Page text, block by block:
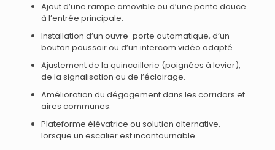
Ajout d’une rampe amovible ou d’une pente douce
à l’entrée principale.
Installation d’un ouvre-porte automatique, d’un
bouton poussoir ou d’un intercom vidéo adapté.
Ajustement de la quincaillerie (poignées à levier),
de la signalisation ou de l’éclairage.
Amélioration du dégagement dans les corridors et
aires communes.
Plateforme élévatrice ou solution alternative,
lorsque un escalier est incontournable.